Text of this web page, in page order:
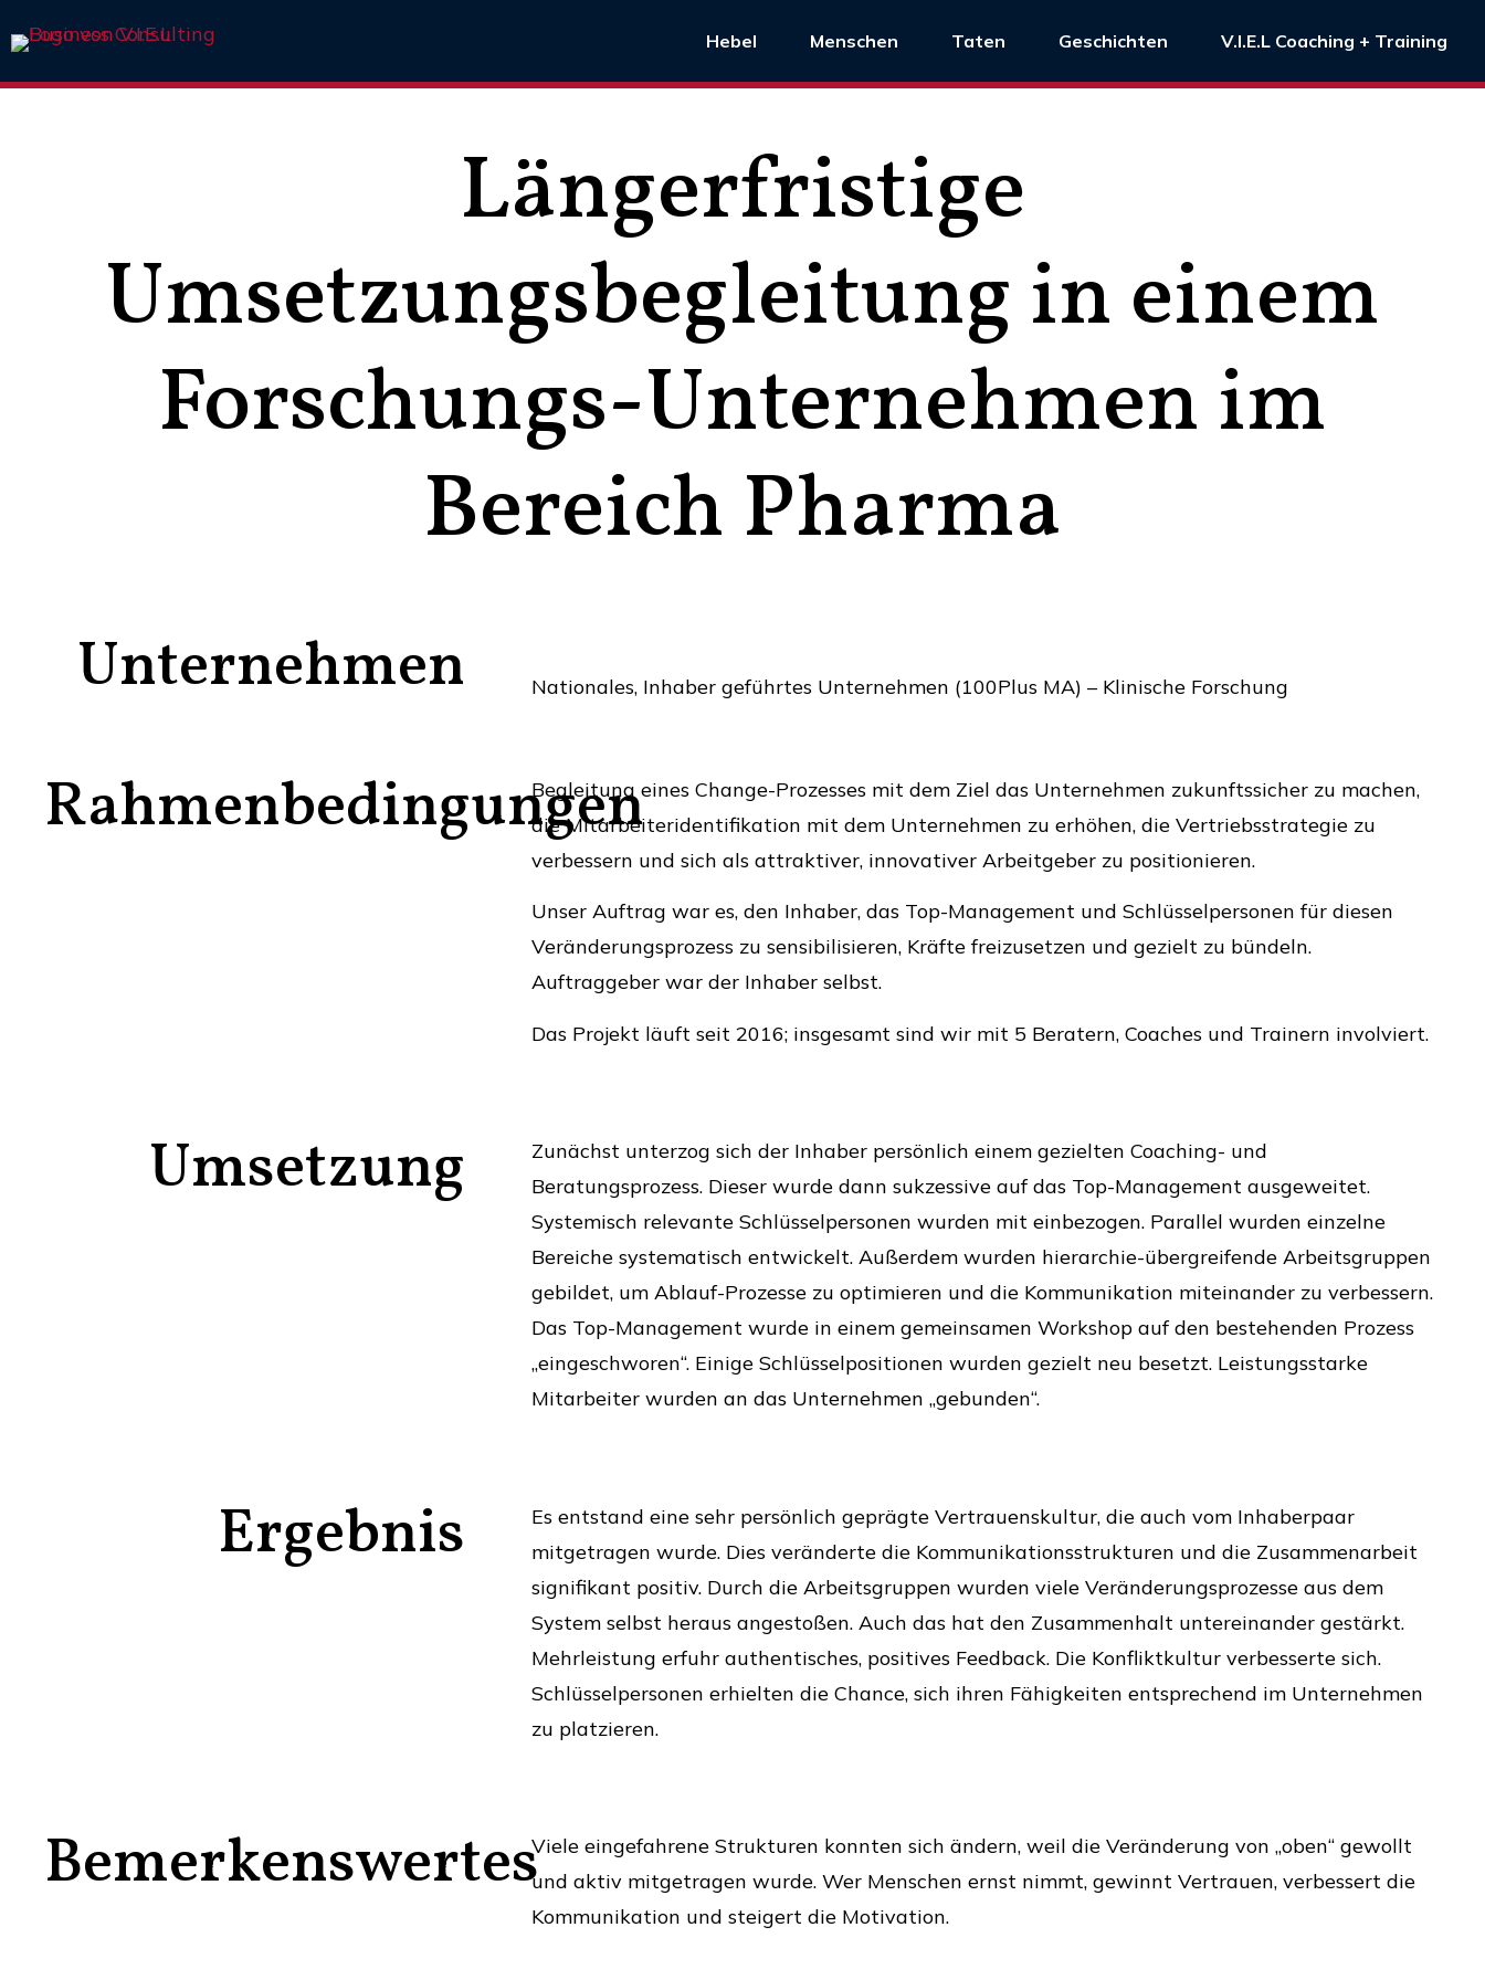
Hebel Menschen Taten Geschichten V.I.E.L Coaching + Training
Längerfristige
Umsetzungsbegleitung in einem
Forschungs-Unternehmen im
Bereich Pharma
Unternehmen Nationales, Inhaber geführtes Unternehmen (100Plus MA) – Klinische Forschung
RahmenbedingungenBegleitung eines Change-Prozesses mit dem Ziel das Unternehmen zukunftssicher zu machen,
die Mitarbeiteridentifikation mit dem Unternehmen zu erhöhen, die Vertriebsstrategie zu
verbessern und sich als attraktiver, innovativer Arbeitgeber zu positionieren.
Unser Auftrag war es, den Inhaber, das Top-Management und Schlüsselpersonen für diesen
Veränderungsprozess zu sensibilisieren, Kräfte freizusetzen und gezielt zu bündeln.
Auftraggeber war der Inhaber selbst.
Das Projekt läuft seit 2016; insgesamt sind wir mit 5 Beratern, Coaches und Trainern involviert.
Umsetzung
Zunächst unterzog sich der Inhaber persönlich einem gezielten Coaching- und
Beratungsprozess. Dieser wurde dann sukzessive auf das Top-Management ausgeweitet.
Systemisch relevante Schlüsselpersonen wurden mit einbezogen. Parallel wurden einzelne
Bereiche systematisch entwickelt. Außerdem wurden hierarchie-übergreifende Arbeitsgruppen
gebildet, um Ablauf-Prozesse zu optimieren und die Kommunikation miteinander zu verbessern.
Das Top-Management wurde in einem gemeinsamen Workshop auf den bestehenden Prozess
„eingeschworen“. Einige Schlüsselpositionen wurden gezielt neu besetzt. Leistungsstarke
Mitarbeiter wurden an das Unternehmen „gebunden“.
Ergebnis
Es entstand eine sehr persönlich geprägte Vertrauenskultur, die auch vom Inhaberpaar
mitgetragen wurde. Dies veränderte die Kommunikationsstrukturen und die Zusammenarbeit
signifikant positiv. Durch die Arbeitsgruppen wurden viele Veränderungsprozesse aus dem
System selbst heraus angestoßen. Auch das hat den Zusammenhalt untereinander gestärkt.
Mehrleistung erfuhr authentisches, positives Feedback. Die Konfliktkultur verbesserte sich.
Schlüsselpersonen erhielten die Chance, sich ihren Fähigkeiten entsprechend im Unternehmen
zu platzieren.
BemerkenswertesViele eingefahrene Strukturen konnten sich ändern, weil die Veränderung von „oben“ gewollt
und aktiv mitgetragen wurde. Wer Menschen ernst nimmt, gewinnt Vertrauen, verbessert die
Kommunikation und steigert die Motivation.